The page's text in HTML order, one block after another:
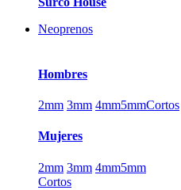
Neoprenos
Hombres
2mm 3mm 4mm5mmCortos
Mujeres
2mm 3mm 4mm5mm
Cortos